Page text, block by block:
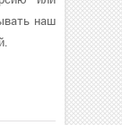
наш